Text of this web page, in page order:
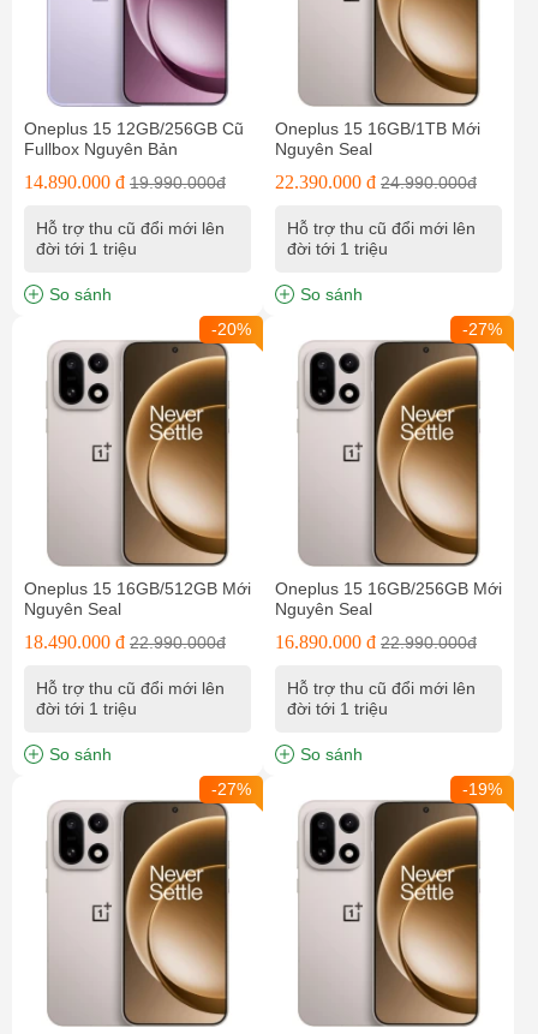
Oneplus 15 12GB/256GB Cũ
Fullbox Nguyên Bản
14.890.000 đ 19.990.000đ
Hỗ trợ thu cũ đổi mới lên
đời tới 1 triệu
So sánh
Oneplus 15 16GB/1TB Mới
Nguyên Seal
22.390.000 đ 24.990.000đ
Hỗ trợ thu cũ đổi mới lên
đời tới 1 triệu
So sánh
-20%
Oneplus 15 16GB/512GB Mới
Nguyên Seal
18.490.000 đ 22.990.000đ
Hỗ trợ thu cũ đổi mới lên
đời tới 1 triệu
So sánh
-27%
Oneplus 15 16GB/256GB Mới
Nguyên Seal
16.890.000 đ 22.990.000đ
Hỗ trợ thu cũ đổi mới lên
đời tới 1 triệu
So sánh
-27%
-19%